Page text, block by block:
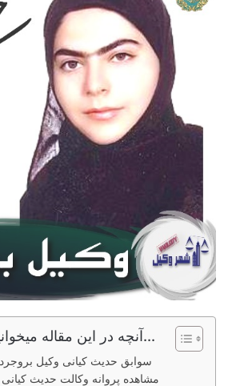
آنچه در این مقاله میخوانید...
سوابق حدیث کیانی وکیل بروجرد
مشاهده پروانه وکالت حدیث کیانی